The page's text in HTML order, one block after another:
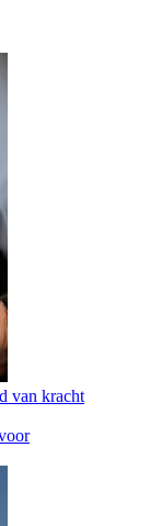
van kracht